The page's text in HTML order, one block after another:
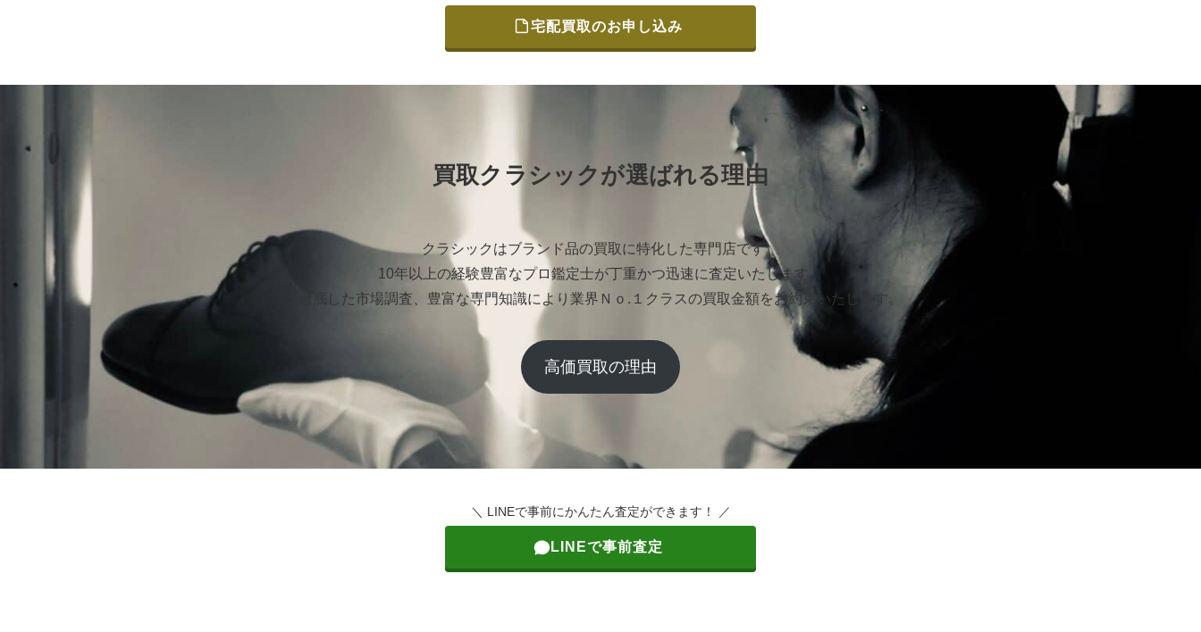
宅配買取のお申し込み
買取クラシックが選ばれる理由
クラシックはブランド品の買取に特化した専門店です。
10年以上の経験豊富なプロ鑑定士が丁重かつ迅速に査定いたします。
徹底した市場調査、豊富な専門知識により業界Ｎｏ.１クラスの買取金額をお約束いたします。
高価買取の理由
＼ LINEで事前にかんたん査定ができます！ ／
LINEで事前査定